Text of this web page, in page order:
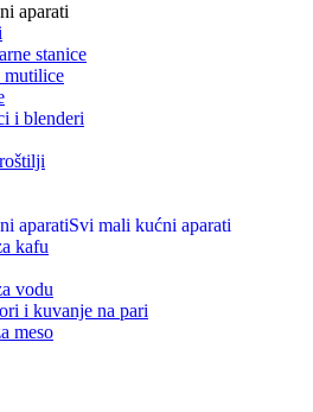
aparati
stanice
i blenderi
aparatiSvi mali kućni aparati
kafu
vodu
i kuvanje na pari
meso